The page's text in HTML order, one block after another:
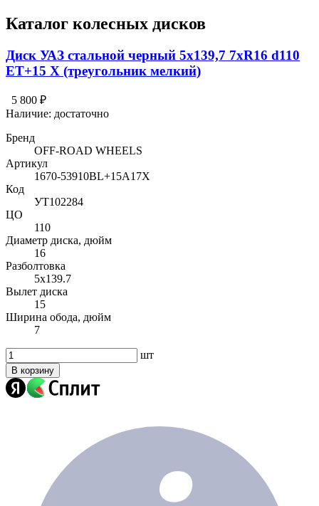
Каталог колесных дисков
Диск УАЗ стальной черный 5x139,7 7xR16 d110
ET+15 X (треугольник мелкий)
5 800 ₽
Наличие: достаточно
Бренд
OFF-ROAD WHEELS
Артикул
1670-53910BL+15A17X
Код
УТ102284
ЦО
110
Диаметр диска, дюйм
16
Разболтовка
5x139.7
Вылет диска
15
Ширина обода, дюйм
7
шт
В корзину